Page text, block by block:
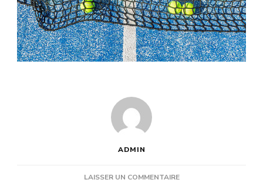
ADMIN
LAISSER UN COMMENTAIRESUR